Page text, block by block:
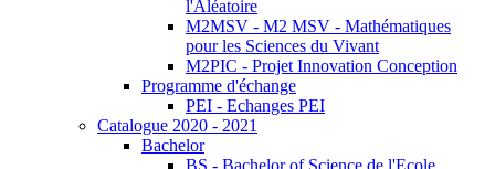
l'Aléatoire
M2MSV - M2 MSV - Mathématiques
pour les Sciences du Vivant
M2PIC - Projet Innovation Conception
Programme d'échange
PEI - Echanges PEI
Catalogue 2020 - 2021
Bachelor
BS - Bachelor of Science de l'Ecole